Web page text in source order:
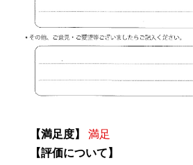
【満足度】
満足
【評価について】